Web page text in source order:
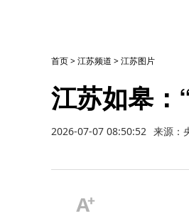
首页>江苏频道 >江苏图片
江苏如皋：
2026-07-07 08:50:52 来源：